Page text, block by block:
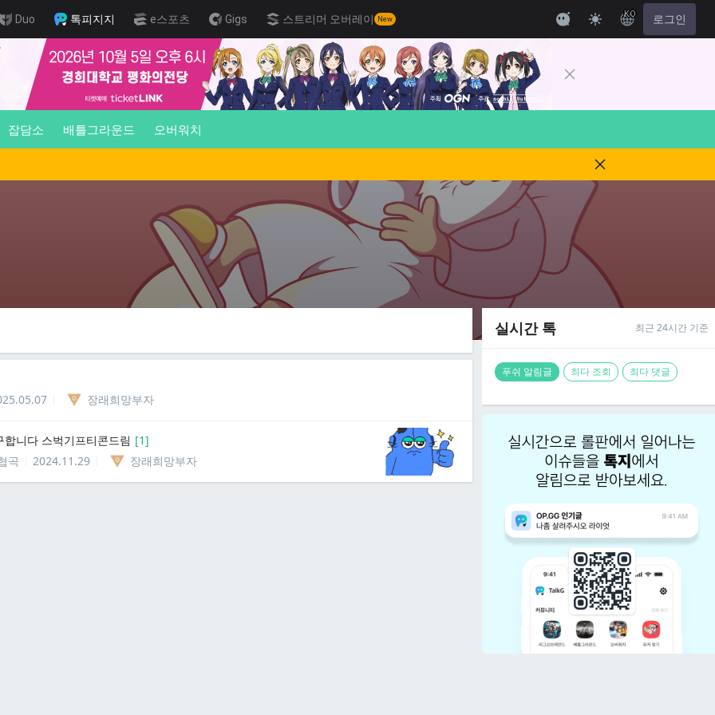
Duo 톡피지지 e스포츠 Gigs 스트리머 오버레이 New
KO 로그인
잡담소 배틀그라운드 오버워치
장래희망부자
합니다 스벅기프티콘드림 [1]
곡
2024.11.29 장래희망부자
실시간 톡 최근 24시간 기준
푸쉬 알림글 최다 조회 최다 댓글